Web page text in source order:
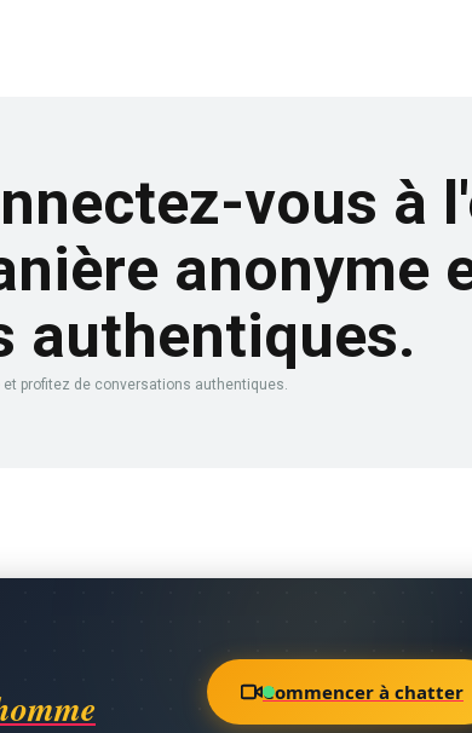
vous à
anonyme
authentiques.
profitez de conversations authentiques.
Commencer à chatter